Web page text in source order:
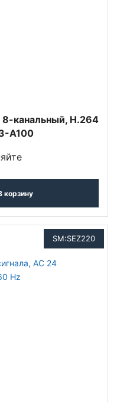
8-канальный, H.264
A100
корзину
SM:SEZ220